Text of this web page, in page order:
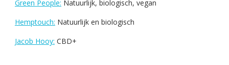
Green People: Natuurlijk, biologisch, vegan
Hemptouch: Natuurlijk en biologisch
Jacob Hooy: CBD+